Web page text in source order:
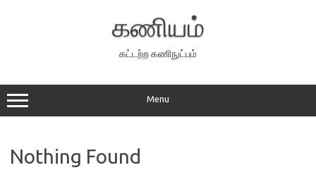
கணியம்
கட்டற்ற கணிநுட்பம்
Menu
Nothing Found